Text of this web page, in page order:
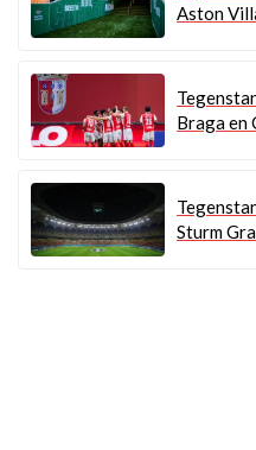
Aston
Braga en
Sturm